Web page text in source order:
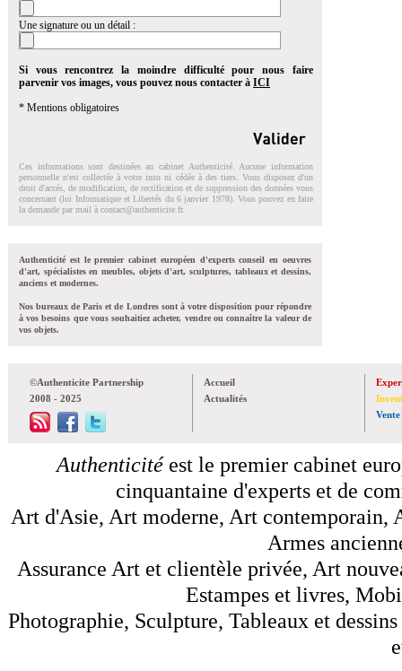
Une signature ou un détail :
Si vous rencontrez la moindre difficulté pour nous faire
parvenir vos images, vous pouvez nous contacter à ICI
* Mentions obligatoires
Ces informations sont destinées au cabinet Authenticité. Aucune information
personnelle n'est collectée à votre insu ni cédée à des tiers. Vous disposez d'un
droit d'accés, de modification, de rectification et de suppression des données vous
concernant (loi Informatique et Libertés du 6 janvier 1978). Vous pouvez en faire
la demande par mail à contact@authenticite.fr.
Authenticité est le premier cabinet européen d'experts conseil en oeuvres
d'art, spécialistes en meubles, objets d'art, sculptures, tableaux et dessins,
anciens et modernes.
Nos bureaux de Paris et de Londres sont à votre disposition pour répondre
à vos besoins que vous souhaitiez acheter, vendre ou connaître la valeur de
vos objets.
©Authenticite Partnership
2008 - 2025
Accueil
Actualités
Vente
Authenticitéest le premier cabinet
cinquantaine d'experts et de
Art d'Asie, Art moderne, Art contemporain,
Armes
Assurance Art et clientèle privée, Art
Estampes et livres,
Photographie, Sculpture, Tableaux et